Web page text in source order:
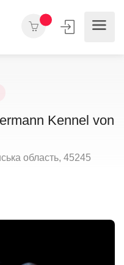
Kennel
область, 45245